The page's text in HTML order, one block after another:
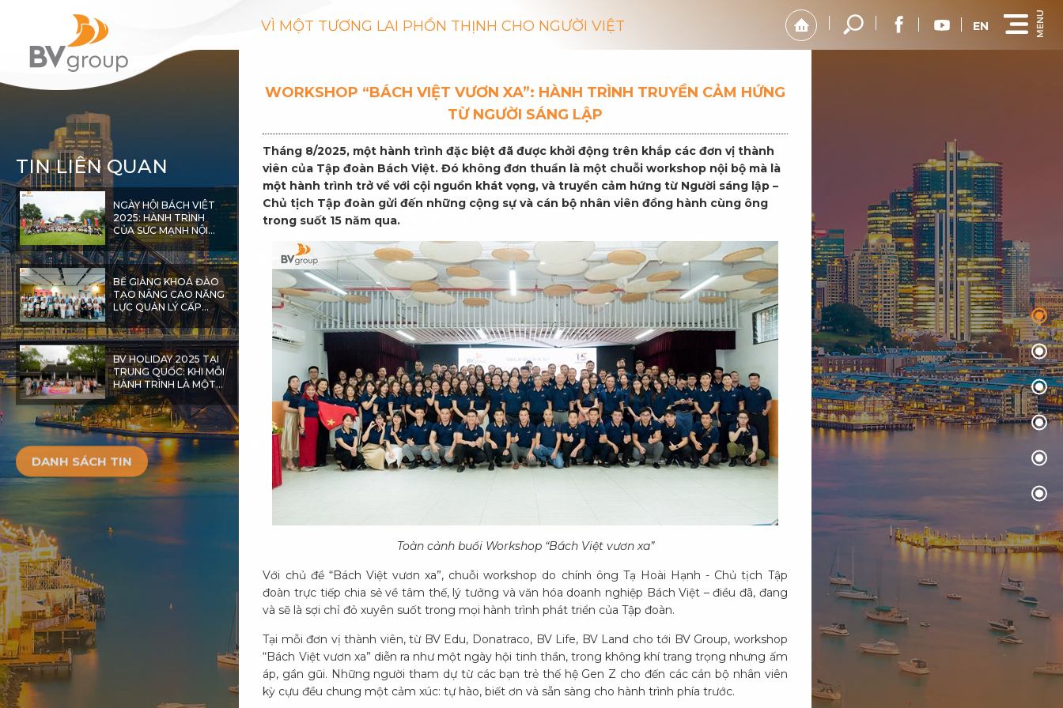
EN
VÌ MỘT TƯƠNG LAI PHỒN THỊNH CHO NGƯỜI VIỆT
WORKSHOP “BÁCH VIỆT VƯƠN XA”: HÀNH TRÌNH TRUYỀN CẢM HỨNG
TỪ NGƯỜI SÁNG LẬP
Tháng 8/2025, một hành trình đặc biệt đã được khởi động trên khắp các đơn vị thành
viên của Tập đoàn Bách Việt. Đó không đơn thuần là một chuỗi workshop nội bộ mà là
một hành trình trở về với cội nguồn khát vọng, và truyền cảm hứng từ Người sáng lập –
Chủ tịch Tập đoàn gửi đến những cộng sự và cán bộ nhân viên đồng hành cùng ông
trong suốt 15 năm qua.
Toàn cảnh buổi Workshop “Bách Việt vươn xa”
Với chủ đề “Bách Việt vươn xa”, chuỗi workshop do chính ông Tạ Hoài Hạnh - Chủ tịch Tập
đoàn trực tiếp chia sẻ về tâm thế, lý tưởng và văn hóa doanh nghiệp Bách Việt – điều đã, đang
và sẽ là sợi chỉ đỏ xuyên suốt trong mọi hành trình phát triển của Tập đoàn.
Tại mỗi đơn vị thành viên, từ BV Edu, Donatraco, BV Life, BV Land cho tới BV Group, workshop
“Bách Việt vươn xa” diễn ra như một ngày hội tinh thần, trong không khí trang trọng nhưng ấm
áp, gần gũi. Những người tham dự từ các bạn trẻ thế hệ Gen Z cho đến các cán bộ nhân viên
kỳ cựu đều chung một cảm xúc: tự hào, biết ơn và sẵn sàng cho hành trình phía trước.
TIN LIÊN QUAN
NGÀY HỘI BÁCH VIỆT
2025: HÀNH TRÌNH
CỦA SỨC MẠNH NỘI
SINH VÀ KHÁT VỌNG
VƯƠN XA
BẾ GIẢNG KHOÁ ĐÀO
TẠO NÂNG CAO NĂNG
LỰC QUẢN LÝ CẤP
TRUNG
BV HOLIDAY 2025 TẠI
TRUNG QUỐC: KHI MỖI
HÀNH TRÌNH LÀ MỘT
BÀI HỌC PHÁT TRIỂN
CON NGƯỜI
DANH SÁCH TIN